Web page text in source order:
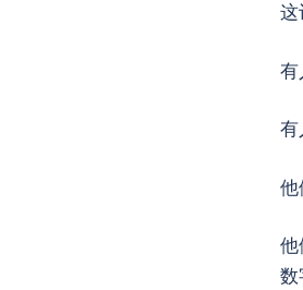
这
有
有
他
他
数